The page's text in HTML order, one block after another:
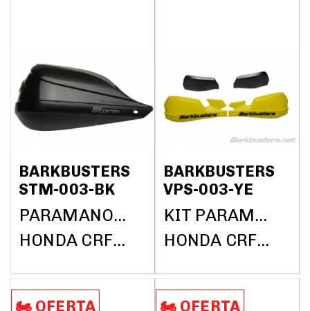
BARKBUSTERS
STM-003-BK
PARAMANOS BARKBUSTERS (SÓLO PLÁSTICOS)
HONDA CRF1000L AFRICA TWIN DCT ABS 2018
BARKBUSTERS
VPS-003-YE
KIT PARAMANOS BARKBUSTERS (SIN BARRAS)
HONDA CRF1000L AFRICA TWIN DCT ABS 2018
🏍️​​ OFERTA 🏍️​​ OFERTA